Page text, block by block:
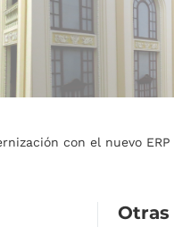
con el nuevo ERP
Otras